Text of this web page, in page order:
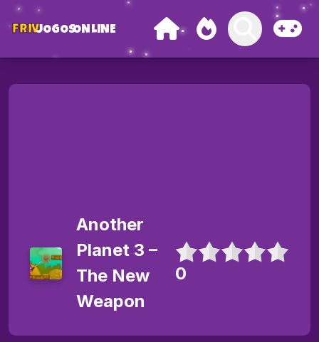
FRIVJOGOSONLINE
Another
Planet 3 –
The New
Weapon
0